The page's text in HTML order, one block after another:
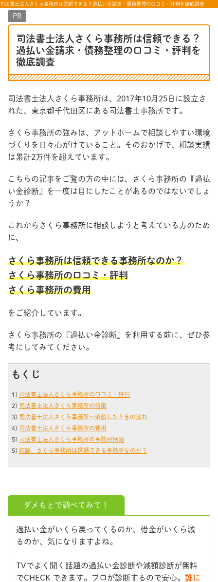
司法書士法人さくら事務所は信頼できる？過払い金請求・債務整理の口コミ・評判を徹底調査
PR
司法書士法人さくら事務所は信頼できる？
過払い金請求・債務整理の口コミ・評判を
徹底調査
司法書士法人さくら事務所は、2017年10月25日に設立さ
れた、東京都千代田区にある司法書士事務所です。
さくら事務所の強みは、アットホームで相談しやすい環境
づくりを日々心がけていること。そのおかげで、相談実績
は累計2万件を超えています。
こちらの記事をご覧の方の中には、さくら事務所の『過払
い金診断』を一度は目にしたことがあるのではないでしょ
うか？
これからさくら事務所に相談しようと考えている方のため
に、
さくら事務所は信頼できる事務所なのか？
さくら事務所の口コミ・評判
さくら事務所の費用
をご紹介しています。
さくら事務所の『過払い金診断』を利用する前に、ぜひ参
考にしてみてください。
もくじ
1) 司法書士法人さくら事務所の口コミ・評判
2) 司法書士法人さくら事務所の特徴
3) 司法書士法人さくら事務所へ依頼したときの流れ
4) 司法書士法人さくら事務所の費用
5) 司法書士法人さくら事務所の事務所情報
5) 結論、さくら事務所は信頼できる事務所なのか？
ダメもとで調べてみて！
過払い金がいくら戻ってくるのか、借金がいくら減
るのか、気になりますよね。
TVでよく聞く話題の過払い金診断や減額診断が無料
でCHECK できます。プロが診断するので安心。 誰に